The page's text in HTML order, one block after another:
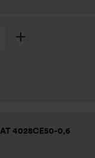
AT 4028CE50-0,6